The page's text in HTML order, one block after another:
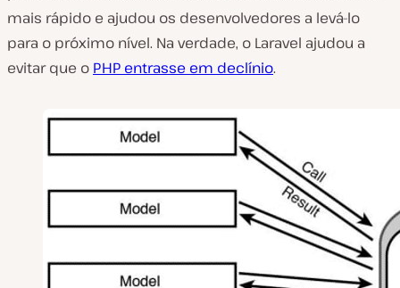
mais rápido e ajudou os desenvolvedores a levá-lo
para o próximo nível. Na verdade, o Laravel ajudou a
evitar que o PHP entrasse em declínio.